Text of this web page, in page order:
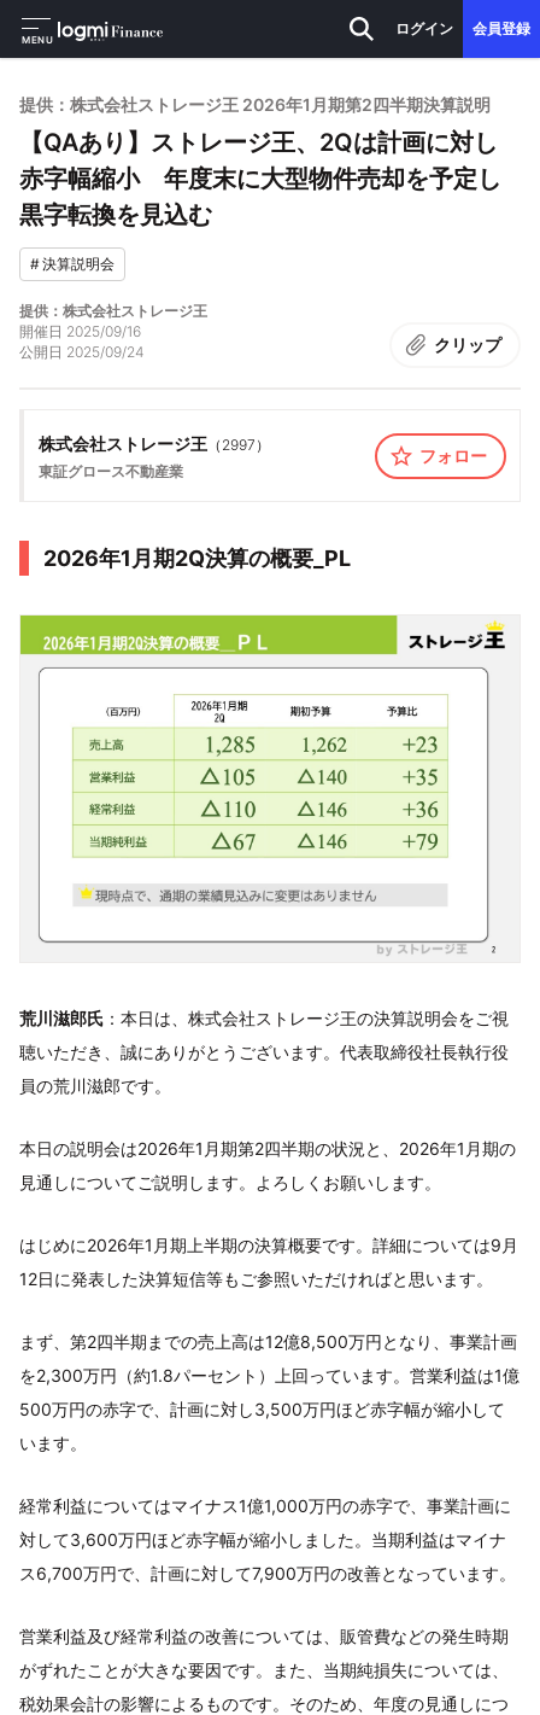
MENU
ログイン 会員登録
提供：株式会社ストレージ王 2026年1月期第2四半期決算説明
【QAあり】ストレージ王、2Qは計画に対し
赤字幅縮小 年度末に大型物件売却を予定し
黒字転換を見込む
#決算説明会
提供：株式会社ストレージ王
開催日 2025/09/16
公開日 2025/09/24 クリップ
株式会社ストレージ王 （ 2997 ）
東証グロース不動産業
フォロー
2026年1月期2Q決算の概要_PL
荒川滋郎氏 ：本日は、株式会社ストレージ王の決算説明会をご視
聴いただき、誠にありがとうございます。代表取締役社長執行役
員の荒川滋郎です。
本日の説明会は2026年1月期第2四半期の状況と、2026年1月期の
見通しについてご説明します。よろしくお願いします。
はじめに2026年1月期上半期の決算概要です。詳細については9月
12日に発表した決算短信等もご参照いただければと思います。
まず、第2四半期までの売上高は12億8,500万円となり、事業計画
を2,300万円（約1.8パーセント）上回っています。営業利益は1億
500万円の赤字で、計画に対し3,500万円ほど赤字幅が縮小して
います。
経常利益についてはマイナス1億1,000万円の赤字で、事業計画に
対して3,600万円ほど赤字幅が縮小しました。当期利益はマイナ
ス6,700万円で、計画に対して7,900万円の改善となっています。
営業利益及び経常利益の改善については、販管費などの発生時期
がずれたことが大きな要因です。また、当期純損失については、
税効果会計の影響によるものです。そのため、年度の見通しにつ